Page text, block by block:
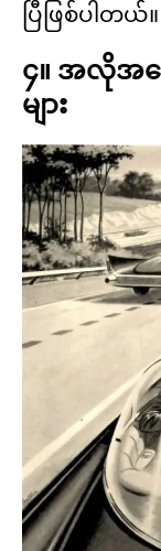
ပြီဖြစ်ပါတယ်။
၄။ အလိုအလ
များ